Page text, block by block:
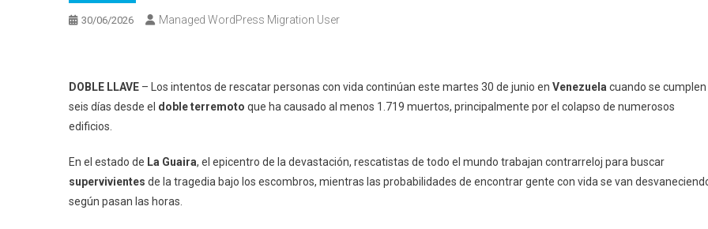
30/06/2026 Managed WordPress Migration User
DOBLE LLAVE – Los intentos de rescatar personas con vida continúan este martes 30 de junio en Venezuela cuando se cumplen
seis días desde el doble terremoto que ha causado al menos 1.719 muertos, principalmente por el colapso de numerosos
edificios.
En el estado de La Guaira, el epicentro de la devastación, rescatistas de todo el mundo trabajan contrarreloj para buscar
supervivientes de la tragedia bajo los escombros, mientras las probabilidades de encontrar gente con vida se van
según pasan las horas.